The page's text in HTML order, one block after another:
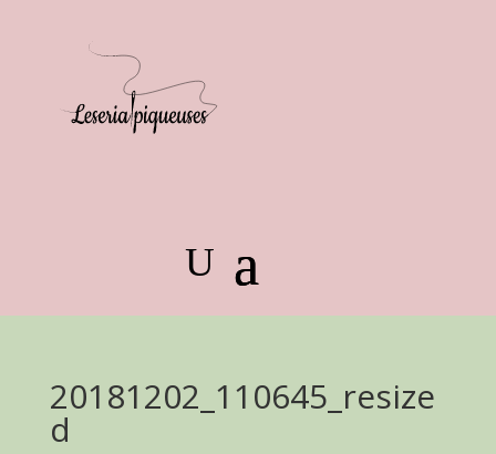
20181202_110645_resize
d